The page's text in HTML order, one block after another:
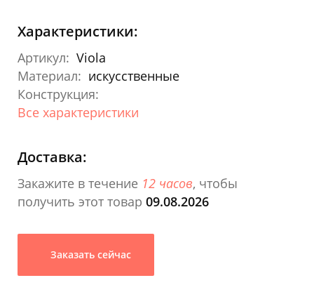
Характеристики:
Артикул: Viola
Материал: искусственные
Конструкция:
Все характеристики
Доставка:
Закажите в течение 12 часов, чтобы
получить этот товар 09.08.2026
Заказать сейчас